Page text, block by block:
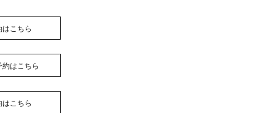
こちら
はこちら
こちら